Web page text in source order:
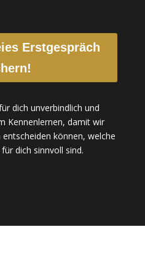
Erstgespräch
dich unverbindlich und
Kennenlernen, damit wir
können, welche
dich sinnvoll sind.